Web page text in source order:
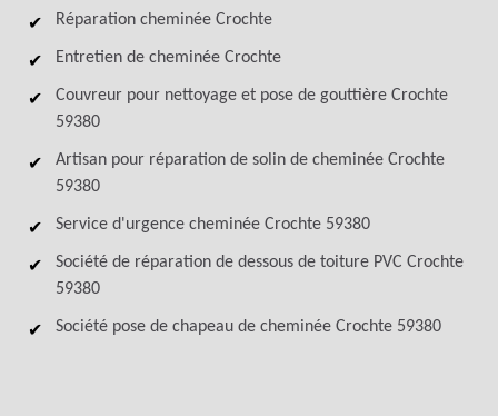
Réparation cheminée Crochte
Entretien de cheminée Crochte
Couvreur pour nettoyage et pose de gouttière Crochte
59380
Artisan pour réparation de solin de cheminée Crochte
59380
Service d'urgence cheminée Crochte 59380
Société de réparation de dessous de toiture PVC Crochte
59380
Société pose de chapeau de cheminée Crochte 59380